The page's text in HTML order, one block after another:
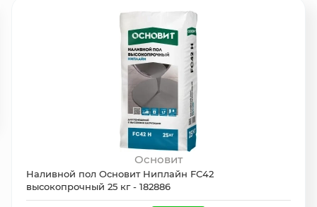
Основит
Наливной пол Основит Ниплайн FС42
высокопрочный 25 кг - 182886